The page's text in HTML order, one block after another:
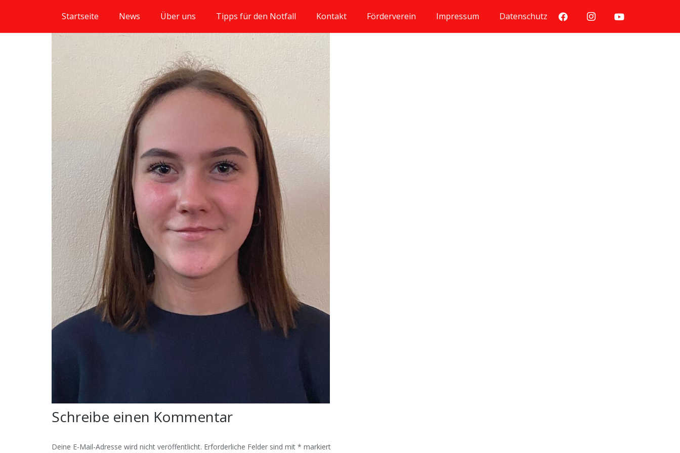
Startseite News Über uns Tipps für den Notfall Kontakt Förderverein Impressum Datenschutz
Schreibe einen Kommentar
Deine E-Mail-Adresse wird nicht veröffentlicht. Erforderliche Felder sind mit * markiert